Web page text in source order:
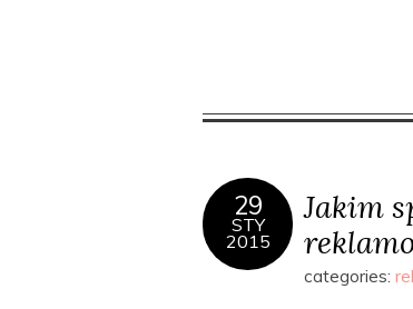
29
STY
2015
Jakim
categories: